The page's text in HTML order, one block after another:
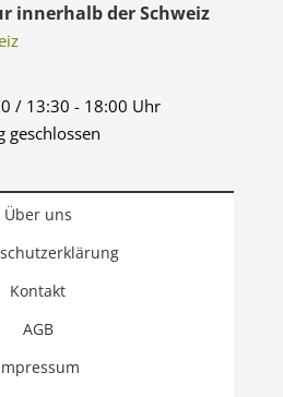
innerhalb der Schweiz
/ 13:30 - 18:00 Uhr
geschlossen
Über uns
Kontakt
AGB